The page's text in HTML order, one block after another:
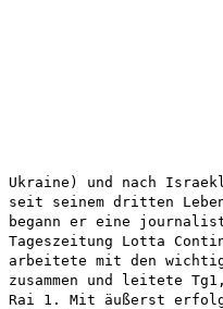
Ukraine) und nach
seit seinem dritten
begann er eine
Tageszeitung Lotta
arbeitete mit den
zusammen und leitete
Rai 1. Mit äußerst